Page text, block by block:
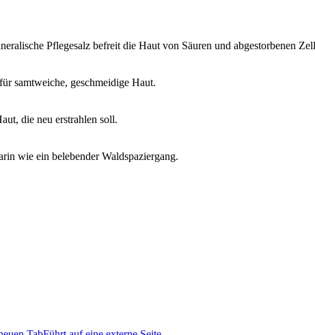
Pflegesalz befreit die Haut von Säuren und abgestorbenen
samtweiche, geschmeidige Haut.
die neu erstrahlen soll.
wie ein belebender Waldspaziergang.